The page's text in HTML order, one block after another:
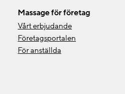
Massage för företag
Vårt erbjudande
Företagsportalen
För anställda